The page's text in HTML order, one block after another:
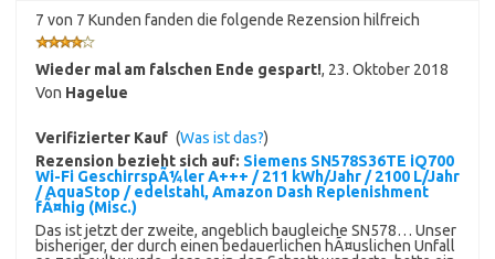
7 von 7 Kunden fanden die folgende Rezension hilfreich
Wieder mal am falschen Ende gespart!, 23. Oktober 2018
Von Hagelue
Verifizierter Kauf (Was ist das?)
Rezension bezieht sich auf: Siemens SN578S36TE iQ700
Wi-Fi GeschirrspÃ¼ler A+++ / 211 kWh/Jahr / 2100 L/Jahr
/ AquaStop / edelstahl, Amazon Dash Replenishment
fÃ¤hig (Misc.)
Das ist jetzt der zweite, angeblich baugleiche SN578… Unser
bisheriger, der durch einen bedauerlichen hÃ¤uslichen Unfall